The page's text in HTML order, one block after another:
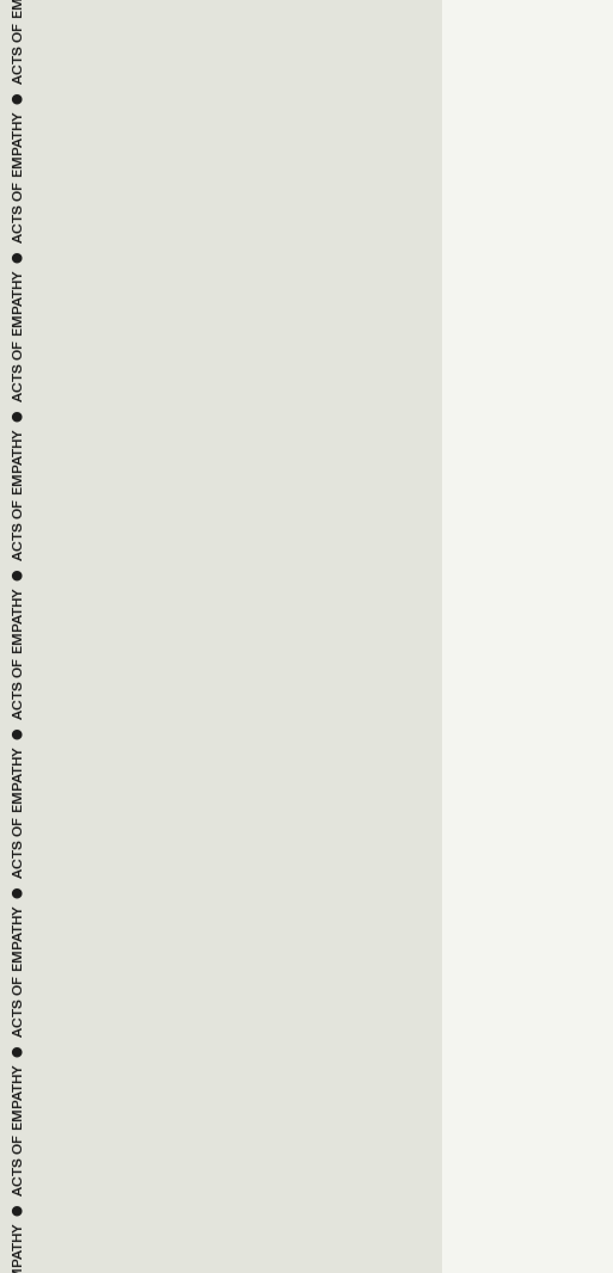
EMPATHY
●
ACTS OF
EMPATHY
●
ACTS OF
EMPATHY
●
ACTS OF
EMPATHY
●
ACTS OF
EMPATHY
●
ACTS OF
EMPATHY
●
ACTS OF
EMPATHY
●
ACTS OF
EMPATHY
●
ACTS OF